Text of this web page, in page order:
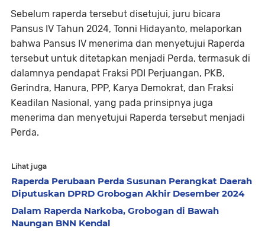
Sebelum raperda tersebut disetujui, juru bicara
Pansus IV Tahun 2024, Tonni Hidayanto, melaporkan
bahwa Pansus IV menerima dan menyetujui Raperda
tersebut untuk ditetapkan menjadi Perda, termasuk di
dalamnya pendapat Fraksi PDI Perjuangan, PKB,
Gerindra, Hanura, PPP, Karya Demokrat, dan Fraksi
Keadilan Nasional, yang pada prinsipnya juga
menerima dan menyetujui Raperda tersebut menjadi
Perda.
Lihat juga
Raperda Perubaan Perda Susunan Perangkat Daerah
Diputuskan DPRD Grobogan Akhir Desember 2024
Dalam Raperda Narkoba, Grobogan di Bawah
Naungan BNN Kendal